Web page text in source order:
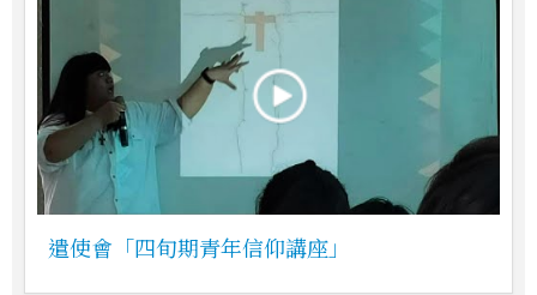
遣使會「四旬期青年信仰講座」